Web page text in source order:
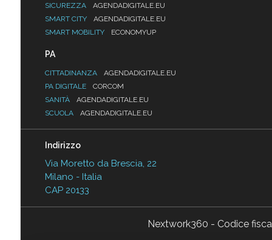
SICUREZZA
AGENDADIGITALE.EU
SMART CITY
AGENDADIGITALE.EU
SMART MOBILITY
ECONOMYUP
PA
CITTADINANZA
AGENDADIGITALE.EU
PA DIGITALE
CORCOM
SANITÀ
AGENDADIGITALE.EU
SCUOLA
AGENDADIGITALE.EU
Indirizzo
Via Moretto da Brescia, 22
Milano - Italia
CAP 20133
Nextwork360 - Codice